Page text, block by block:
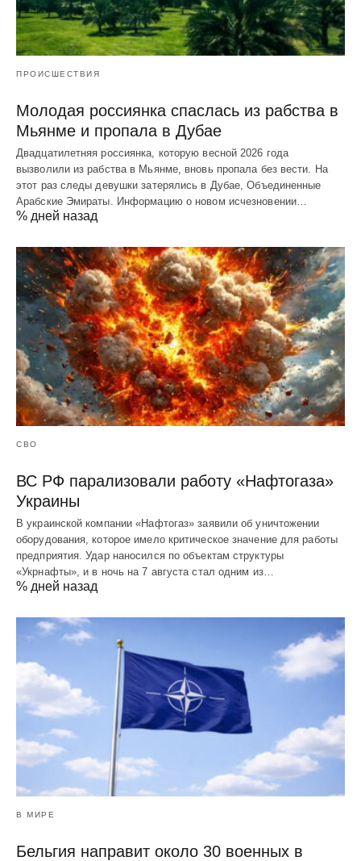
ПРОИСШЕСТВИЯ
Молодая россиянка спаслась из рабства в
Мьянме и пропала в Дубае
Двадцатилетняя россиянка, которую весной 2026 года
вызволили из рабства в Мьянме, вновь пропала без вести. На
этот раз следы девушки затерялись в Дубае, Объединенные
Арабские Эмираты. Информацию о новом исчезновении…
% дней назад
СВО
ВС РФ парализовали работу «Нафтогаза»
Украины
В украинской компании «Нафтогаз» заявили об уничтожении
оборудования, которое имело критическое значение для работы
предприятия. Удар наносился по объектам структуры
«Укрнафты», и в ночь на 7 августа стал одним из…
% дней назад
В МИРЕ
Бельгия направит около 30 военных в